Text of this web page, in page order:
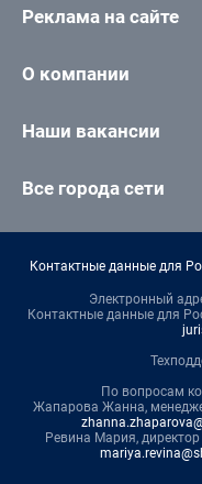
Реклама на сайте
О компании
Наши вакансии
Все города сети
Контактные данные для
Электронный
Контактные данные для
По вопросам
Жапарова Жанна,
Ревина Мария,